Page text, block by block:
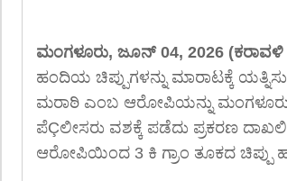
ಮಂಗಳೂರು, ಜೂನ್ 04, 2026 (ಕರಾವಳಿ
ಹಂದಿಯ ಚಿಪ್ಪುಗಳನ್ನು ಮಾರಾಟಕ್ಕೆ
ಮರಾಠಿ ಎಂಬ ಆರೋಪಿಯನ್ನು
ಪೆÇಲೀಸರು ವಶಕ್ಕೆ ಪಡೆದು ಪ್ರಕರಣ
ಆರೋಪಿಯಿಂದ 3 ಕಿ ಗ್ರಾಂ ತೂಕದ ಚಿಪ್ಪು